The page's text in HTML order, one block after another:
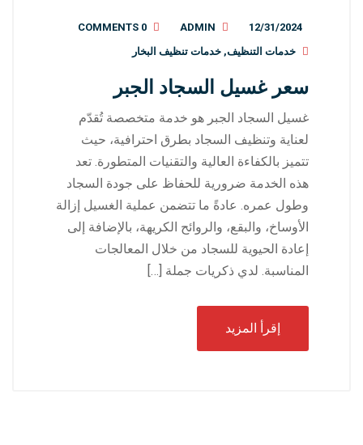
12/31/2024
ADMIN
0 COMMENTS
خدمات التنظيف, خدمات تنظيف البخار
سعر غسيل السجاد الجبر
غسيل السجاد الجبر هو خدمة متخصصة تُقدّم
لعناية وتنظيف السجاد بطرق احترافية، حيث
تتميز بالكفاءة العالية والتقنيات المتطورة. تعد
هذه الخدمة ضرورية للحفاظ على جودة السجاد
وطول عمره. عادةً ما تتضمن عملية الغسيل إزالة
الأوساخ، والبقع، والروائح الكريهة، بالإضافة إلى
إعادة الحيوية للسجاد من خلال المعالجات
المناسبة. لدي ذكريات جملة […]
إقرأ المزيد